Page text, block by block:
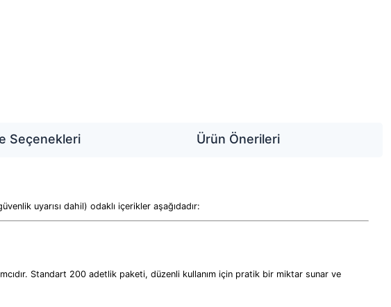
Seçenekleri Ürün Önerileri
uyarısı dahil) odaklı içerikler aşağıdadır:
Standart 200 adetlik paketi, düzenli kullanım için pratik bir miktar sunar ve